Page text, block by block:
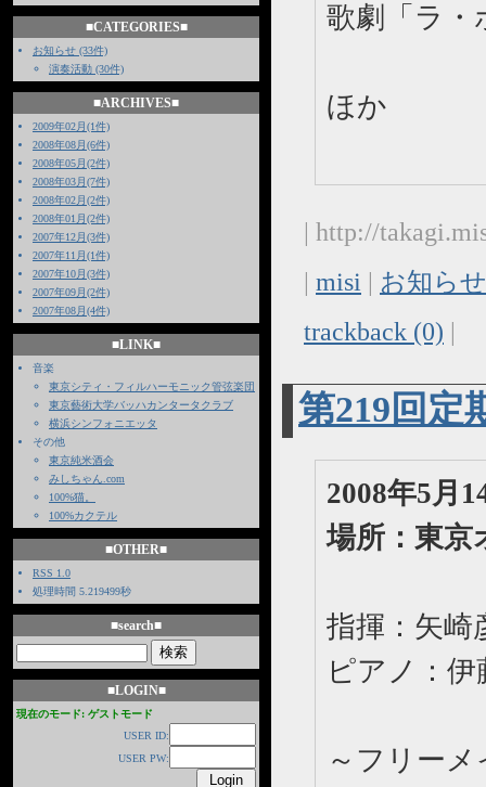
■CATEGORIES■
お知らせ (33件)
演奏活動 (30件)
■ARCHIVES■
2009年02月(1件)
2008年08月(6件)
2008年05月(2件)
2008年03月(7件)
2008年02月(2件)
2008年01月(2件)
2007年12月(3件)
2007年11月(1件)
2007年10月(3件)
2007年09月(2件)
2007年08月(4件)
■LINK■
音楽
東京シティ・フィルハーモニック管弦楽団
東京藝術大学バッハカンタータクラブ
横浜シンフォニエッタ
その他
東京純米酒会
みしちゃん.com
100%猫。
100%カクテル
■OTHER■
RSS 1.0
処理時間 5.219499秒
■search■
■LOGIN■
現在のモード: ゲストモード
USER ID:
USER PW:
歌劇「ラ・
ほか
| http://
| misi | お知ら
trackback (0) |
第219回定
2008年5
場所：東京
指揮：矢崎
ピアノ：伊
～フリー